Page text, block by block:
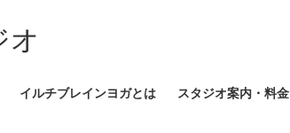
オ
イルチブレインヨガとは スタジオ案内・料金